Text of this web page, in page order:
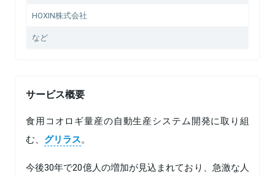
HOXIN株式会社
など
サービス概要
食用コオロギ量産の自動生産システム開発に取り組
む、 グリラス。
今後30年で20億人の増加が見込まれており、急激な人